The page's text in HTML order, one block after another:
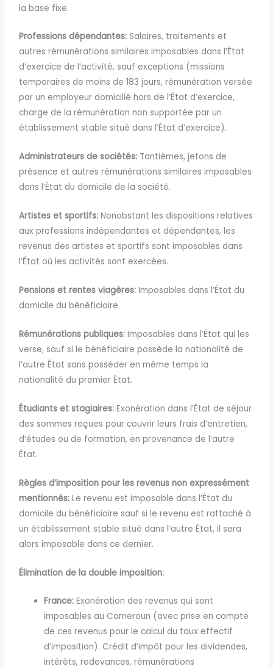
la base fixe.
Professions dépendantes: Salaires, traitements et
autres rémunérations similaires imposables dans l’État
d’exercice de l’activité, sauf exceptions (missions
temporaires de moins de 183 jours, rémunération versée
par un employeur domicilié hors de l’État d’exercice,
charge de la rémunération non supportée par un
établissement stable situé dans l’État d’exercice).
Administrateurs de sociétés: Tantièmes, jetons de
présence et autres rémunérations similaires imposables
dans l’État du domicile de la société.
Artistes et sportifs: Nonobstant les dispositions relatives
aux professions indépendantes et dépendantes, les
revenus des artistes et sportifs sont imposables dans
l’État où les activités sont exercées.
Pensions et rentes viagères: Imposables dans l’État du
domicile du bénéficiaire.
Rémunérations publiques: Imposables dans l’État qui les
verse, sauf si le bénéficiaire possède la nationalité de
l’autre État sans posséder en même temps la
nationalité du premier État.
Étudiants et stagiaires: Exonération dans l’État de séjour
des sommes reçues pour couvrir leurs frais d’entretien,
d’études ou de formation, en provenance de l’autre
État.
Règles d’imposition pour les revenus non expressément
mentionnés: Le revenu est imposable dans l’État du
domicile du bénéficiaire sauf si le revenu est rattaché à
un établissement stable situé dans l’autre État, il sera
alors imposable dans ce dernier.
Élimination de la double imposition:
France: Exonération des revenus qui sont
imposables au Cameroun (avec prise en compte
de ces revenus pour le calcul du taux effectif
d’imposition). Crédit d’impôt pour les dividendes,
intérêts, redevances, rémunérations